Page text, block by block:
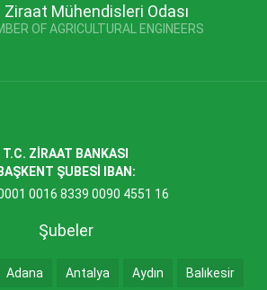
Ziraat Mühendisleri Odası
OF AGRICULTURAL ENGINEERS
T.C. ZİRAAT BANKASI
ŞUBESİ IBAN:
0016 8339 0090 4551 16
Şubeler
Adana Antalya Aydın Balıkesir